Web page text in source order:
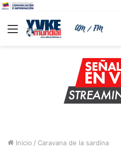
Menu
Inicio / Caravana de la sardina